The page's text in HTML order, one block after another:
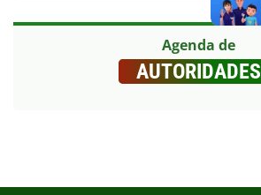
Agenda de
AUTORIDADES